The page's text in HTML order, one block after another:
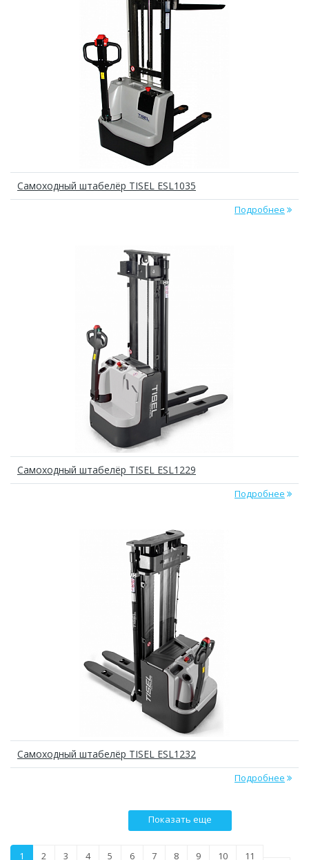
Самоходный штабелёр TISEL ESL1035
Подробнее
Самоходный штабелёр TISEL ESL1229
Подробнее
Самоходный штабелёр TISEL ESL1232
Подробнее
Показать еще
1 2 3 4 5 6 7 8 9 10 11